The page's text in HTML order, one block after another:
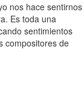
nos hace sentirnos
Es toda una
sentimientos
compositores de